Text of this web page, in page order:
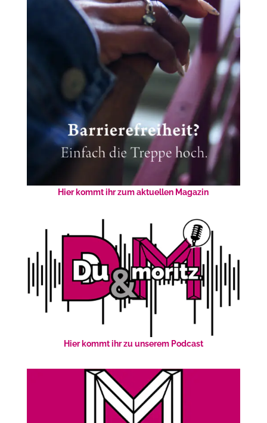
Hier kommt ihr zum aktuellen Magazin
Hier kommt ihr zu unserem Podcast